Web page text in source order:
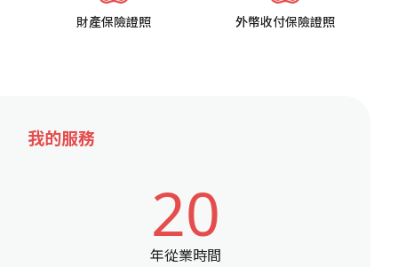
財產保險證照 外幣收付保險證照
我的服務
20
年從業時間